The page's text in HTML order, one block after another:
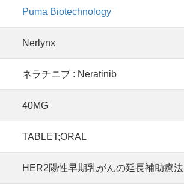
Puma Biotechnology
Nerlynx
ネラチニブ : Neratinib
40MG
TABLET;ORAL
HER2陽性早期乳がんの延長補助療法